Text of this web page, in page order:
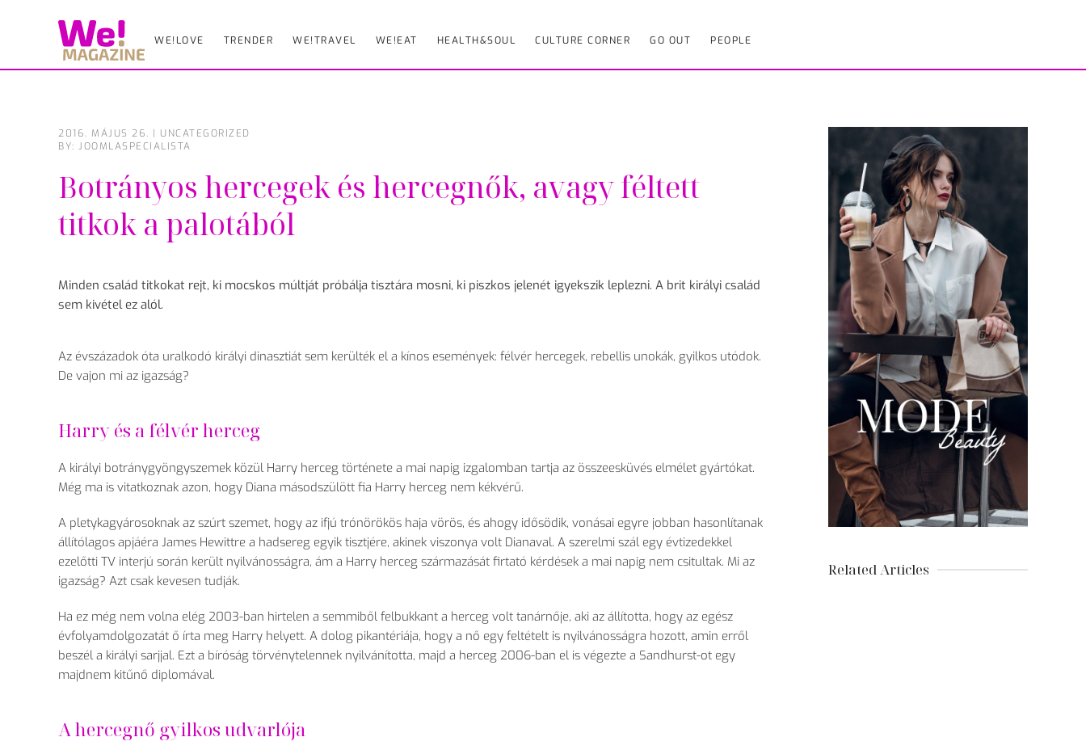
WE!LOVE TRENDER WE!TRAVEL WE!EAT HEALTH&SOUL CULTURE CORNER GO OUT PEOPLE
2016. MÁJUS 26. | UNCATEGORIZED
BY: JOOMLASPECIALISTA
Botrányos hercegek és hercegnők, avagy féltett
titkok a palotából
Minden család titkokat rejt, ki mocskos múltját próbálja tisztára mosni, ki piszkos jelenét igyekszik leplezni. A brit királyi család
sem kivétel ez alól.
Az évszázadok óta uralkodó királyi dinasztiát sem kerülték el a kínos események: félvér hercegek, rebellis unokák, gyilkos utódok.
De vajon mi az igazság?
Harry és a félvér herceg
A királyi botránygyöngyszemek közül Harry herceg története a mai napig izgalomban tartja az összeesküvés elmélet gyártókat.
Még ma is vitatkoznak azon, hogy Diana másodszülött fia Harry herceg nem kékvérű.
A pletykagyárosoknak az szúrt szemet, hogy az ifjú trónörökös haja vörös, és ahogy idősödik, vonásai egyre jobban hasonlítanak
állítólagos apjáéra James Hewittre a hadsereg egyik tisztjére, akinek viszonya volt Dianaval. A szerelmi szál egy évtizedekkel
ezelőtti TV interjú során került nyilvánosságra, ám a Harry herceg származását firtató kérdések a mai napig nem csitultak. Mi az
igazság? Azt csak kevesen tudják.
Ha ez még nem volna elég 2003-ban hirtelen a semmiből felbukkant a herceg volt tanárnője, aki az állította, hogy az egész
évfolyamdolgozatát ő írta meg Harry helyett. A dolog pikantériája, hogy a nő egy feltételt is nyilvánosságra hozott, amin erről
beszél a királyi sarjjal. Ezt a bíróság törvénytelennek nyilvánította, majd a herceg 2006-ban el is végezte a Sandhurst-ot egy
majdnem kitűnő diplomával.
A hercegnő gyilkos udvarlója
Related Articles